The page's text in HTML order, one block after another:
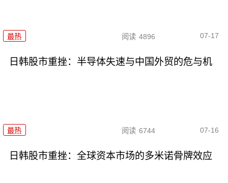
最热 阅读 4896 07-17
日韩股市重挫：半导体失速与中国外贸的危与机
最热 阅读 6744 07-16
日韩股市重挫：全球资本市场的多米诺骨牌效应